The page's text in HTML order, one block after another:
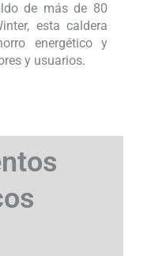
de más de 80
esta caldera
energético y
y usuarios.